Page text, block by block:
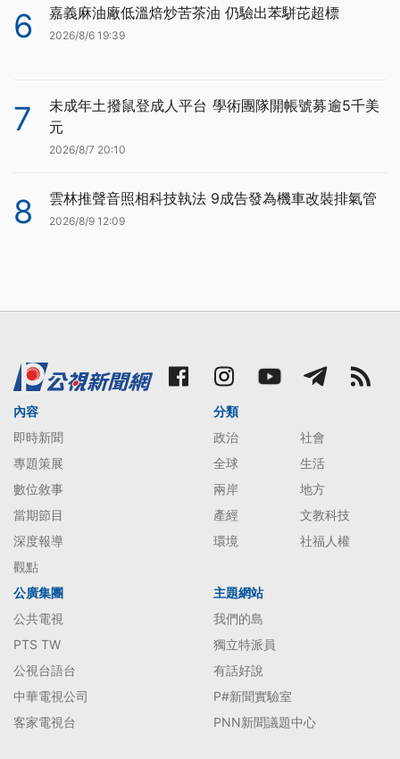
6 嘉義麻油廠低溫焙炒苦茶油 仍驗出苯駢芘超標
2026/8/6 19:39
7
未成年土撥鼠登成人平台 學術團隊開帳號募逾5千美
元
2026/8/7 20:10
8 雲林推聲音照相科技執法 9成告發為機車改裝排氣管
2026/8/9 12:09
內容
即時新聞
專題策展
數位敘事
當期節目
深度報導
觀點
分類
政治
社會
全球
生活
兩岸
地方
產經
文教科技
環境
社福人權
公廣集團
公共電視
PTS TW
公視台語台
中華電視公司
客家電視台
主題網站
我們的島
獨立特派員
有話好說
P#新聞實驗室
PNN新聞議題中心